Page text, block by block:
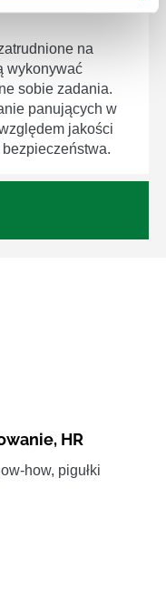
na
wykonywać
sobie zadania.
panujących w
jakości
, HR
how, pigułki